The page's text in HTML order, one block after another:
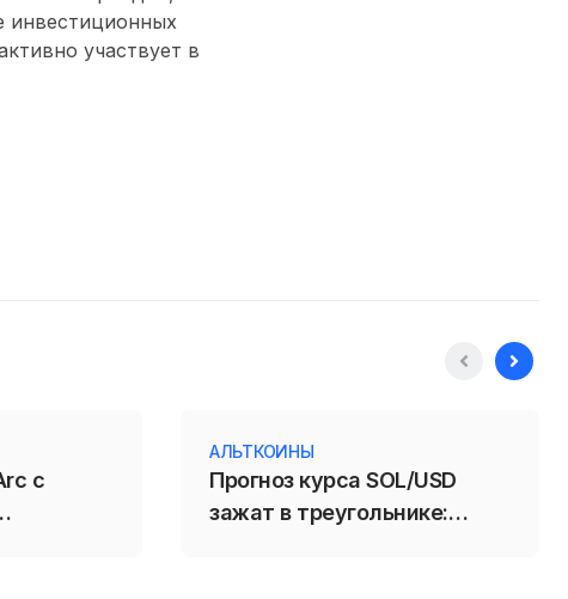
инвестиционных
участвует в
с
АЛЬТКОИНЫ
Прогноз курса SOL/USD
зажат в треугольнике: